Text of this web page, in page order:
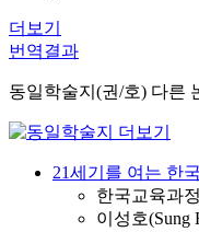
더보기
번역결과
동일학술지(권/호) 다른
21세기를 여는 한
한국교육과
이성호(Sung